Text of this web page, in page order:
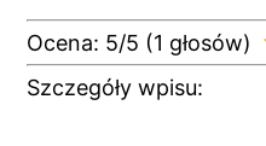
Ocena: 5/5 (1 głosów)
Szczegóły wpisu: